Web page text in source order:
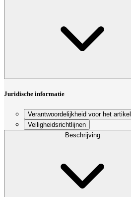
Juridische informatie
Verantwoordelijkheid voor het artikel
Veiligheidsrichtlijnen
Beschrijving